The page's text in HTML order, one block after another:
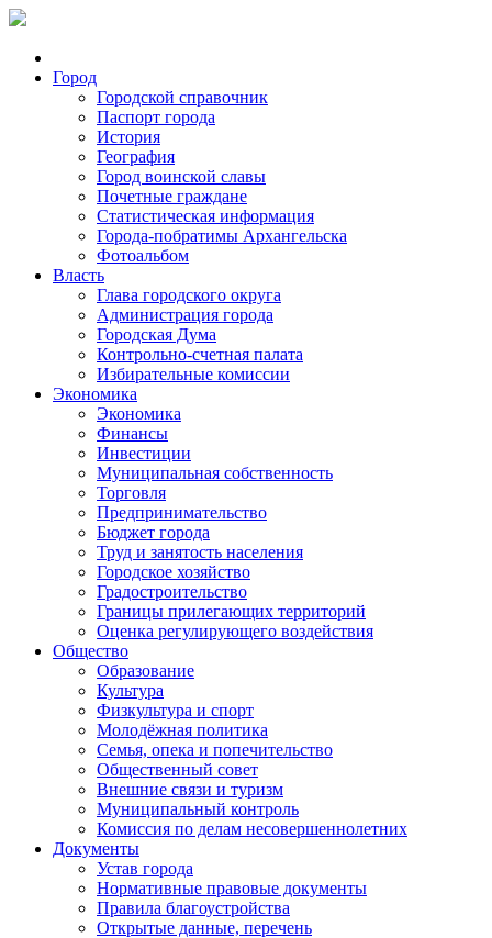
Город
Городской справочник
Паспорт города
История
География
Город воинской славы
Почетные граждане
Статистическая информация
Города-побратимы Архангельска
Фотоальбом
Власть
Глава городского округа
Администрация города
Городская Дума
Контрольно-счетная палата
Избирательные комиссии
Экономика
Экономика
Финансы
Инвестиции
Муниципальная собственность
Торговля
Предпринимательство
Бюджет города
Труд и занятость населения
Городское хозяйство
Градостроительство
Границы прилегающих территорий
Оценка регулирующего воздействия
Общество
Образование
Культура
Физкультура и спорт
Молодёжная политика
Семья, опека и попечительство
Общественный совет
Внешние связи и туризм
Муниципальный контроль
Комиссия по делам несовершеннолетних
Документы
Устав города
Нормативные правовые документы
Правила благоустройства
Открытые данные, перечень